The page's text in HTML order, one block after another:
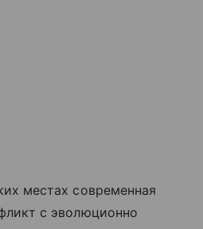
местах современная
с эволюционно